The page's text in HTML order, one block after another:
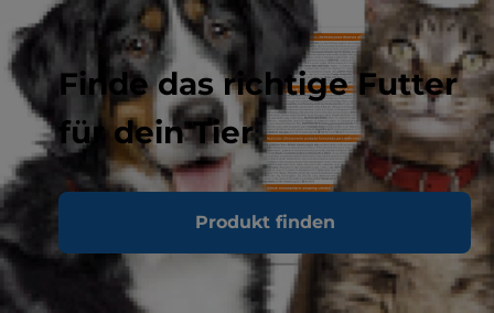
Finde das richtige Futter
für dein Tier
Produkt finden